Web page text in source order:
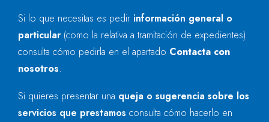
Si lo que necesitas es pedir información general o
particular (como la relativa a tramitación de expedientes)
consulta cómo pedirla en el apartado Contacta con
nosotros.
Si quieres presentar una queja o sugerencia sobre los
servicios que prestamos consulta cómo hacerlo en